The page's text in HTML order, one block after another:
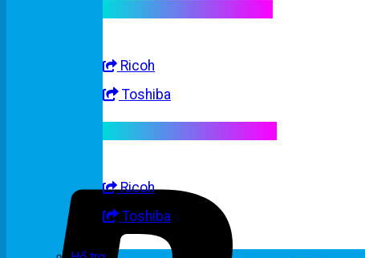
Ricoh
Toshiba
Ricoh
Toshiba